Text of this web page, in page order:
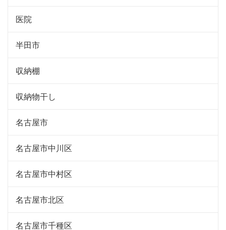
医院
半田市
収納棚
収納物干し
名古屋市
名古屋市中川区
名古屋市中村区
名古屋市北区
名古屋市千種区